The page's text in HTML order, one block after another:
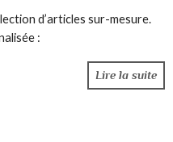
d’articles sur-mesure.
:
Lire la suite